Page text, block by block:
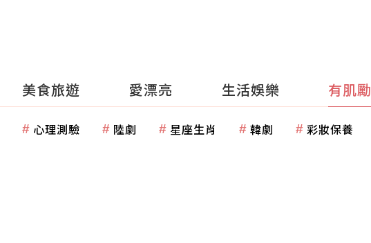
美食旅遊 愛漂亮 生活娛樂 有肌勵
心理測驗 陸劇 星座生肖 韓劇 彩妝保養